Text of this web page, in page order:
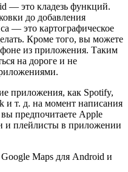
— это кладезь функций.
до добавления
— это картографическое
Кроме того, вы можете
из приложения. Таким
на дороге и не
приложения, как Spotify,
и т. д. на момент написания
предпочитаете Apple
и плейлисты в приложении
Maps для Android и